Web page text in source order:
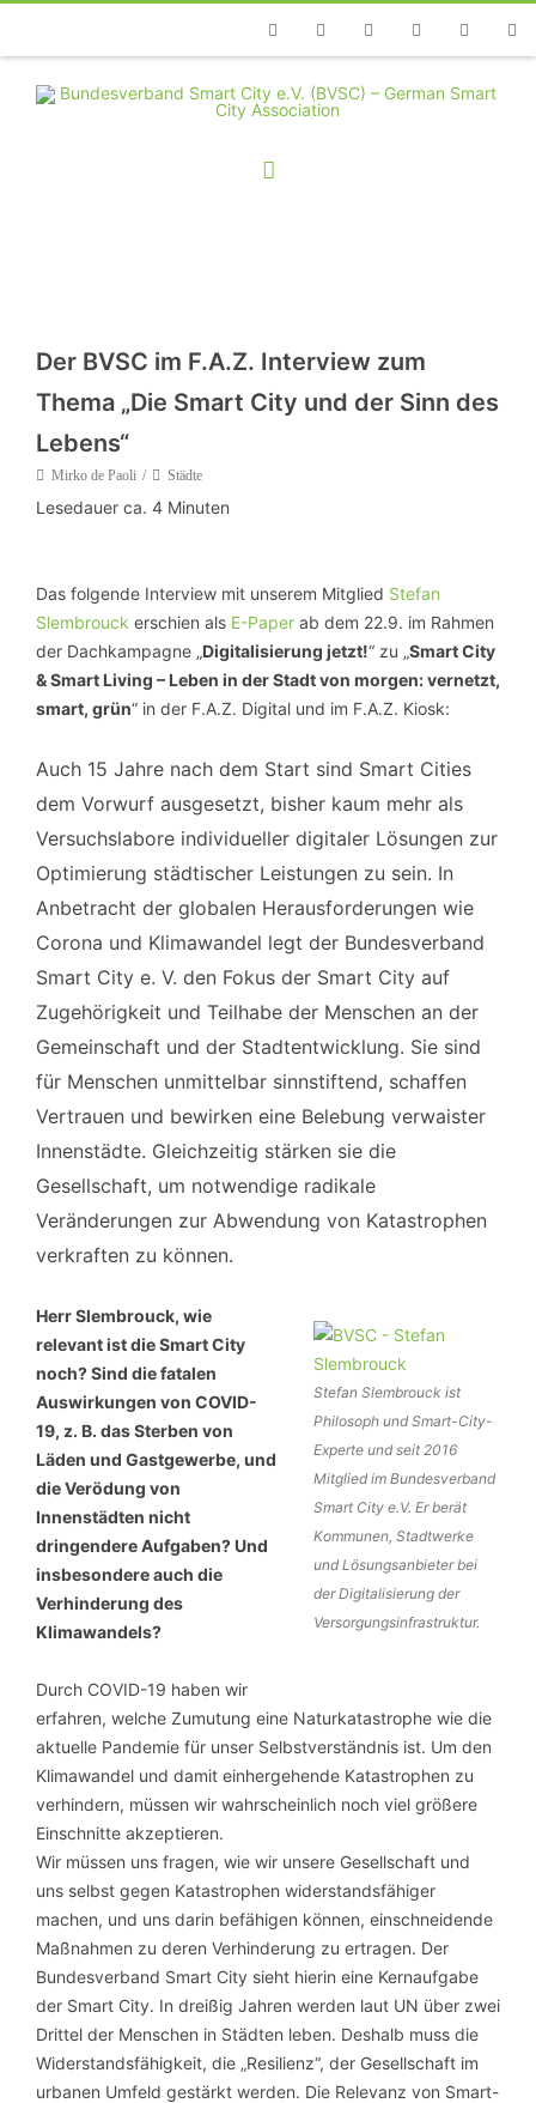
TelefonFacebookTwitterYoutubeInstagramLinkedin
Der BVSC im F.A.Z. Interview zum
Thema „Die Smart City und der Sinn des
Lebens“
Mirko de Paoli Städte
Lesedauer ca. 4 Minuten
Das folgende Interview mit unserem Mitglied Stefan
Slembrouck erschien als E-Paper ab dem 22.9. im Rahmen
der Dachkampagne „Digitalisierung jetzt!“ zu „Smart City
& Smart Living – Leben in der Stadt von morgen: vernetzt,
smart, grün“ in der F.A.Z. Digital und im F.A.Z. Kiosk:
Auch 15 Jahre nach dem Start sind Smart Cities
dem Vorwurf ausgesetzt, bisher kaum mehr als
Versuchslabore individueller digitaler Lösungen zur
Optimierung städtischer Leistungen zu sein. In
Anbetracht der globalen Herausforderungen wie
Corona und Klimawandel legt der Bundesverband
Smart City e. V. den Fokus der Smart City auf
Zugehörigkeit und Teilhabe der Menschen an der
Gemeinschaft und der Stadtentwicklung. Sie sind
für Menschen unmittelbar sinnstiftend, schaffen
Vertrauen und bewirken eine Belebung verwaister
Innenstädte. Gleichzeitig stärken sie die
Gesellschaft, um notwendige radikale
Veränderungen zur Abwendung von Katastrophen
verkraften zu können.
Stefan Slembrouck ist
Philosoph und Smart-City-
Experte und seit 2016
Mitglied im Bundesverband
Smart City e.V. Er berät
Kommunen, Stadtwerke
und Lösungsanbieter bei
der Digitalisierung der
Versorgungsinfrastruktur.
Herr Slembrouck, wie
relevant ist die Smart City
noch? Sind die fatalen
Auswirkungen von COVID-
19, z. B. das Sterben von
Läden und Gastgewerbe, und
die Verödung von
Innenstädten nicht
dringendere Aufgaben? Und
insbesondere auch die
Verhinderung des
Klimawandels?
Durch COVID-19 haben wir
erfahren, welche Zumutung eine Naturkatastrophe wie die
aktuelle Pandemie für unser Selbstverständnis ist. Um den
Klimawandel und damit einhergehende Katastrophen zu
verhindern, müssen wir wahrscheinlich noch viel größere
Einschnitte akzeptieren.
Wir müssen uns fragen, wie wir unsere Gesellschaft und
uns selbst gegen Katastrophen widerstandsfähiger
machen, und uns darin befähigen können, einschneidende
Maßnahmen zu deren Verhinderung zu ertragen. Der
Bundesverband Smart City sieht hierin eine Kernaufgabe
der Smart City. In dreißig Jahren werden laut UN über zwei
Drittel der Menschen in Städten leben. Deshalb muss die
Widerstandsfähigkeit, die „Resilienz“, der Gesellschaft im
urbanen Umfeld gestärkt werden. Die Relevanz von Smart-